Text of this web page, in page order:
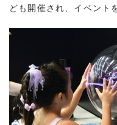
ども開催され、イベント